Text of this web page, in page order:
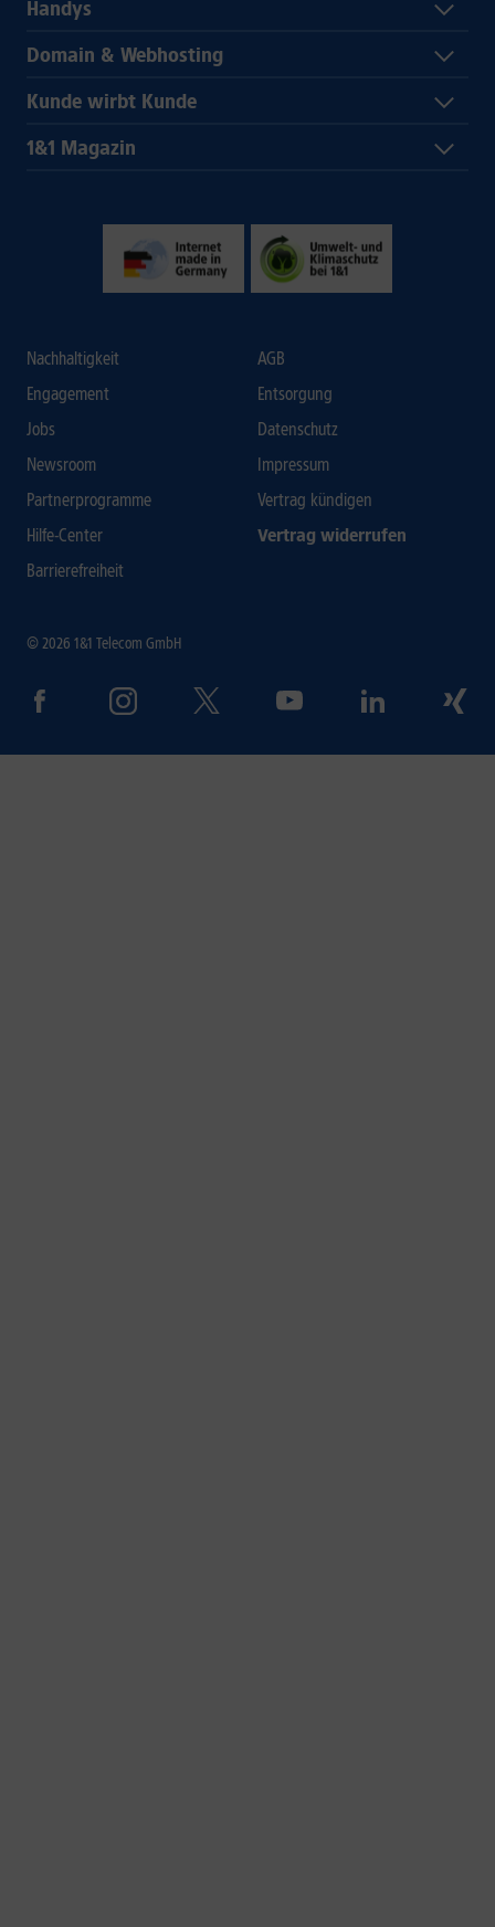
Handys
Domain & Webhosting
Kunde wirbt Kunde
1&1 Magazin
Nachhaltigkeit
Engagement
Jobs
Newsroom
Partnerprogramme
Hilfe-Center
Barrierefreiheit
AGB
Entsorgung
Datenschutz
Impressum
Vertrag kündigen
Vertrag widerrufen
© 2026 1&1 Telecom GmbH